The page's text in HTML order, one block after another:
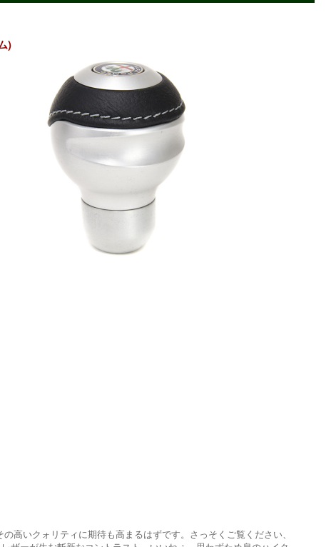
)
高いクォリティに期待も高まるはずです。さっそくご覧ください、